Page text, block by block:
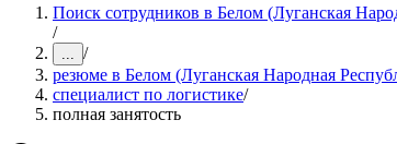
Поиск сотрудников в Белом (Луганская
/
... /
резюме в Белом (Луганская Народная
специалист по логистике/
полная занятость